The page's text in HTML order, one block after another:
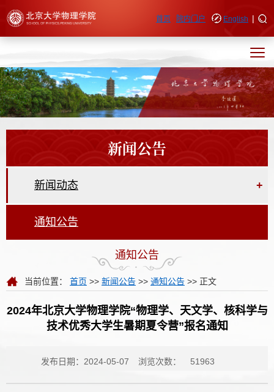
快速导航 首页 院内门户 English |
新闻公告
新闻动态 +
通知公告
通知公告
当前位置： 首页 >> 新闻公告 >> 通知公告 >> 正文
2024年北京大学物理学院“物理学、天文学、核科学与
技术优秀大学生暑期夏令营”报名通知
发布日期：2024-05-07 浏览次数： 51963